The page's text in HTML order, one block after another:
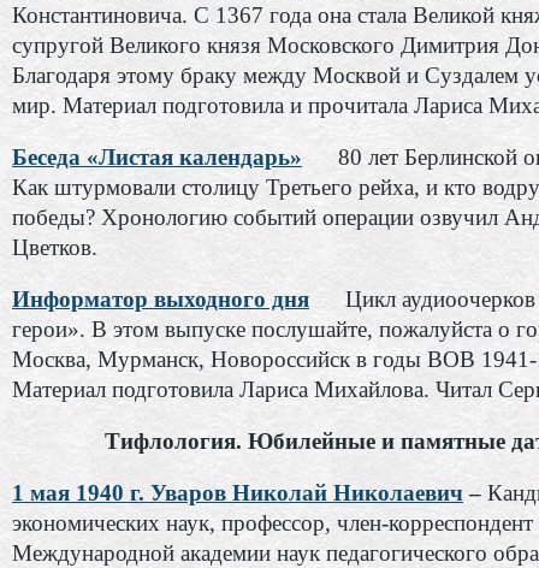
Константиновича. С 1367 года она стала Великой
супругой Великого князя Московского Димитрия
Благодаря этому браку между Москвой и Суздалем
мир. Материал подготовила и прочитала Лариса
Беседа «Листая календарь» 80 лет Берлинской
Как штурмовали столицу Третьего рейха, и кто
победы? Хронологию событий операции озвучил
Цветков.
Информатор выходного дня
Цикл
герои». В этом выпуске послушайте, пожалуйста о
Москва, Мурманск, Новороссийск в годы ВОВ 1941-
Материал подготовила Лариса Михайлова. Читал
Тифлология. Юбилейные и памятные
1 мая 1940 г. Уваров Николай Николаевич–
экономических наук, профессор, член-корреспондент
Международной академии наук педагогического